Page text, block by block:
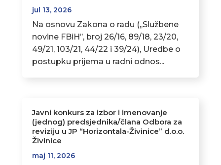
jul 13, 2026
Na osnovu Zakona o radu (,,Službene
novine FBiH’’, broj 26/16, 89/18, 23/20,
49/21, 103/21, 44/22 i 39/24), Uredbe o
postupku prijema u radni odnos...
Javni konkurs za izbor i imenovanje
(jednog) predsjednika/člana Odbora za
reviziju u JP “Horizontala-Živinice” d.o.o.
Živinice
maj 11, 2026